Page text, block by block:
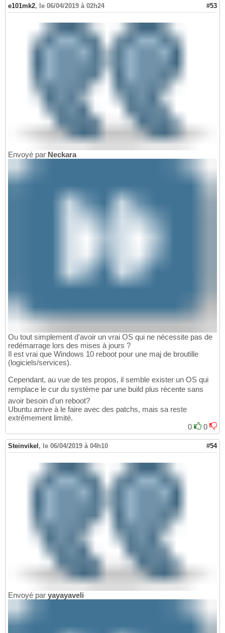
e101mk2, le 06/04/2019 à 02h24 #53
Envoyé par Neckara
Ou tout simplement d'avoir un vrai OS qui ne nécessite pas de
redémarrage lors des mises à jours ?
Il est vrai que Windows 10 reboot pour une maj de broutille
(logiciels/services).
Cependant, au vue de tes propos, il semble exister un OS qui
remplace le cur du système par une build plus récente sans
avoir besoin d'un reboot?
Ubuntu arrive à le faire avec des patchs, mais sa reste
extrêmement limité.
0
0
Steinvikel , le 06/04/2019 à 04h10 #54
Envoyé par yayayaveli